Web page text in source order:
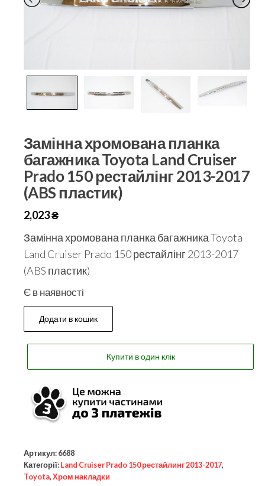
Замінна хромована планка
багажника Toyota Land Cruiser
Prado 150 рестайлінг 2013-2017
(ABS пластик)
2,023₴
Замінна хромована планка багажника Toyota
Land Cruiser Prado 150 рестайлінг 2013-2017
(ABS пластик)
Є в наявності
Додати в кошик
Купити в один клік
Артикул: 6688
Категорії: Land Cruiser Prado 150 рестайлинг 2013-2017,
Toyota, Хром накладки